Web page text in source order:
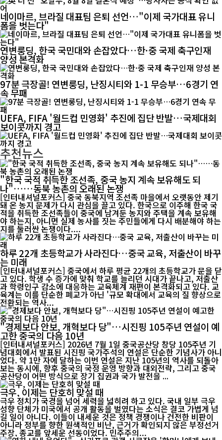
네이마르, 브라질 대표팀 은퇴 선언…"이제 국가대표 유니
폼을 벗는다"
연변룽딩, 한국 국민대와 손잡았다…한·중 국제 축구인재
양성 본격화
97분 극장골! 연변룽딩, 난징시티와 1-1 무승부…6경기 연
속 무패
UEFA, FIFA '월드컵 민영화' 추진에 집단 반발…국제대회
보이콧까지 경고
추천뉴스
"한국 국적 취득한 조선족, 중국 농지 계속 보유해도 되
나"……동북 농촌의 오래된 논쟁
[인터내셔널포커스] 중국 동북지역 조선족 마을에서 오랫동안 제기
돼 온 농지 문제가 다시 관심을 끌고 있다. 한국으로 이주해 한국 국
적을 취득한 조선족들이 중국에 남겨둔 농지와 주택을 계속 보유해
야 하는지, 아니면 실제 농사를 짓는 주민들에게 다시 배분해야 하는
지를 둘러싼 논쟁이다....
하루 22개 초등학교가 사라진다…중국 교육, 저출산이 바꾸
는 미래
[인터내셔널포커스] 중국에서 하루 평균 22개의 초등학교가 문을 닫
고 있다. 학생 수 증가에 맞춰 학교를 늘리던 시대가 끝나고, 저출산
과 학령인구 감소에 대응하는 교육체계 재편이 본격화되고 있다. 교
육계는 이를 단순한 폐교가 아닌 '규모 확대에서 교육의 질 향상으로
전환되는 역사...
"경제보다 안보, 개혁보다 당"…시진핑 105주년 연설이 예
고한 중국의 다음 10년
[인터내셔널포커스] 2026년 7월 1일 중국공산당 창당 105주년 기
념대회에서 발표된 시진핑 국가주석의 연설은 단순한 기념사가 아니
었다. 약 1만 자에 달하는 이번 연설은 지난 105년의 역사를 되돌아
보는 동시에, 향후 중국의 국정 운영 방향과 대외전략, 그리고 중국
공산당이 어떤 방식으로 장기 집권과 국가 발전을 ...
극우, 이제는 단호히 맞설 때
극우 정치가 국경을 넘어 세력을 넓히려 하고 있다. 국내 일부 극우
성향 단체가 미국에서 공개 활동을 벌였다는 소식은 결코 가볍게 넘
길 일이 아니다. 이들이 내세운 것은 정책 경쟁이나 건전한 비판이
아니라 정부를 향한 원색적인 비난, 근거가 확인되지 않은 부정선거
주장, 종교를 앞세운 선동이었다. 민주주의...